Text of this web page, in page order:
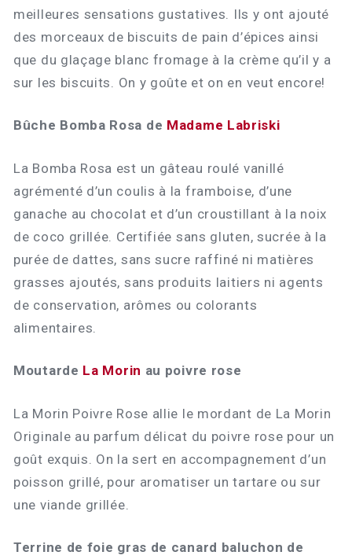
meilleures sensations gustatives. Ils y ont ajouté
des morceaux de biscuits de pain d’épices ainsi
que du glaçage blanc fromage à la crème qu’il y a
sur les biscuits. On y goûte et on en veut encore!
Bûche Bomba Rosa de Madame Labriski
La Bomba Rosa est un gâteau roulé vanillé
agrémenté d’un coulis à la framboise, d’une
ganache au chocolat et d’un croustillant à la noix
de coco grillée. Certifiée sans gluten, sucrée à la
purée de dattes, sans sucre raffiné ni matières
grasses ajoutés, sans produits laitiers ni agents
de conservation, arômes ou colorants
alimentaires.
Moutarde La Morin au poivre rose
La Morin Poivre Rose allie le mordant de La Morin
Originale au parfum délicat du poivre rose pour un
goût exquis. On la sert en accompagnement d’un
poisson grillé, pour aromatiser un tartare ou sur
une viande grillée.
Terrine de foie gras de canard baluchon de